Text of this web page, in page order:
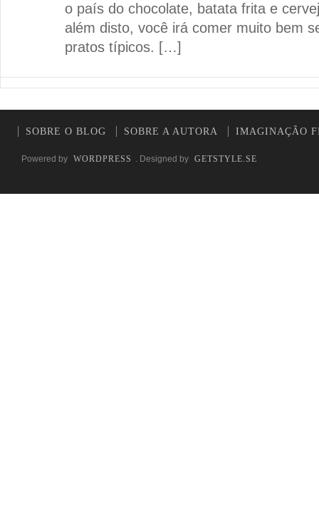
o país do chocolate, batata frita e
além disto, você irá comer muito bem
pratos típicos. […]
SOBRE O BLOG SOBRE A AUTORA IMAGINAÇÃO
Powered by WORDPRESS . Designed by GETSTYLE.SE